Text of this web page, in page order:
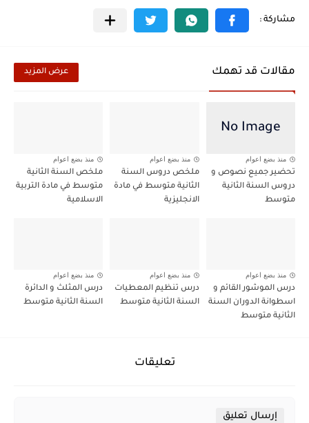
مقالات قد تهمك عرض المزيد
منذ بضع اعوام
تحضير جميع نصوص و
دروس السنة الثانية
متوسط
منذ بضع اعوام
ملخص دروس السنة
الثانية متوسط في مادة
الانجليزية
منذ بضع اعوام
ملخص السنة الثانية
متوسط في مادة التربية
الاسلامية
منذ بضع اعوام
درس الموشور القائم و
اسطوانة الدوران السنة
الثانية متوسط
منذ بضع اعوام
درس تنظيم المعطيات
السنة الثانية متوسط
منذ بضع اعوام
درس المثلث و الدائرة
السنة الثانية متوسط
تعليقات
إرسال تعليق